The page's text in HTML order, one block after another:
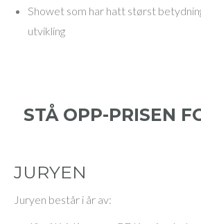
Showet som har hatt størst
utvikling
STÅ OPP-PRISEN
JURYEN
Juryen består i år av: